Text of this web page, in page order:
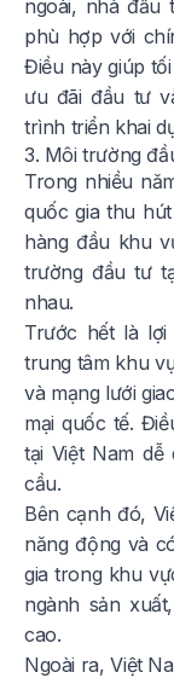
ngoài, nhà
phù hợp với
Điều này giúp
ưu đãi đầu tư
trình triển khai
3. Môi trường
Trong nhiều
quốc gia thu
hàng đầu khu
trường đầu tư
nhau.
Trước hết là
trung tâm khu
và mạng lưới
mại quốc tế.
tại Việt Nam
cầu.
Bên cạnh đó,
năng động và
gia trong khu
ngành sản
cao.
Ngoài ra, Việt